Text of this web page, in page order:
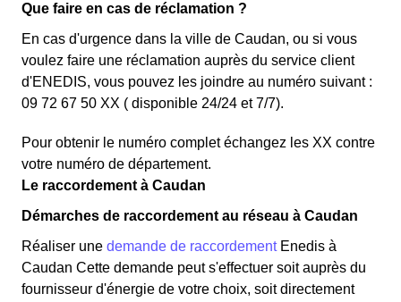
Que faire en cas de réclamation ?
En cas d'urgence dans la ville de Caudan, ou si vous
voulez faire une réclamation auprès du service client
d'ENEDIS, vous pouvez les joindre au numéro suivant :
09 72 67 50 XX ( disponible 24/24 et 7/7).
Pour obtenir le numéro complet échangez les XX contre
votre numéro de département.
Le raccordement à Caudan
Démarches de raccordement au réseau à Caudan
Réaliser une demande de raccordementEnedis à
Caudan Cette demande peut s'effectuer soit auprès du
fournisseur d'énergie de votre choix, soit directement